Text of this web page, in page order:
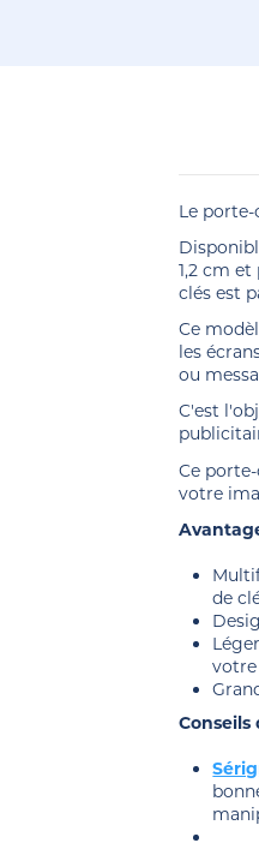
Le
1,2 cm
clés est
Ce
les
ou
C'est
Ce
votre
de
votre